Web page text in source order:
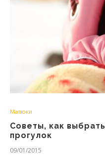
Малюки
Советы, как
прогулок
09/01/2015